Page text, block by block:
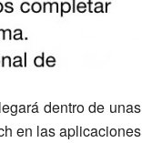
dentro de unas
en las aplicaciones